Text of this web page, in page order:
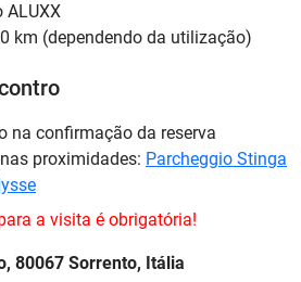
ALUXX
km (dependendo da utilização)
na confirmação da reserva
proximidades: Parcheggio Stinga
a visita é obrigatória!
80067 Sorrento, Itália